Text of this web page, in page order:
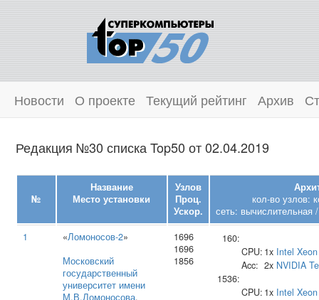
Новости О проекте Текущий рейтинг Архив
Редакция №30 списка Top50 от 02.04.2019
№
Название
Место установки
Узлов
Проц.
Ускор.
кол-во узлов:
сеть: вычислительная
1
«Ломоносов-2»
Московский
государственный
университет имени
М.В.Ломоносова,
1696
1696
1856
160:
CPU: 1x Intel
Acc: 2x NVIDIA
1536:
CPU: 1x Intel